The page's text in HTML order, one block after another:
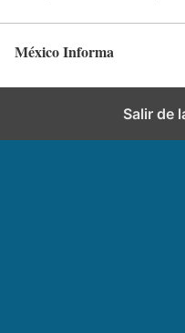
México Informa
Salir de